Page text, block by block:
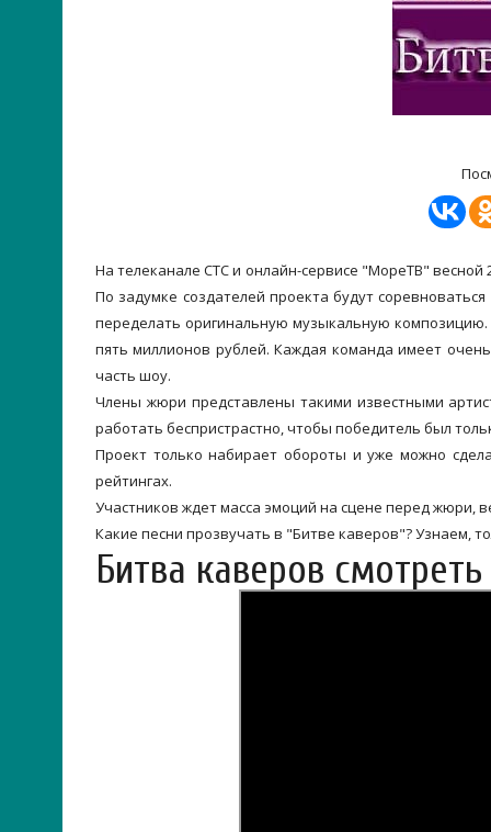
На телеканале СТС и онлайн-сервисе "МореТВ"
По задумке создателей проекта будут
переделать оригинальную музыкальную
пять миллионов рублей. Каждая команда имеет
часть шоу.
Члены жюри представлены такими известными
работать беспристрастно, чтобы победитель был
Проект только набирает обороты и уже можно
рейтингах.
Участников ждет масса эмоций на сцене перед
Какие песни прозвучать в "Битве каверов"? Узнаем,
Битва каверов